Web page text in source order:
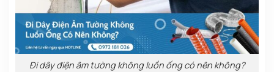
Đi dây điện âm tường không luồn ống có nên không?